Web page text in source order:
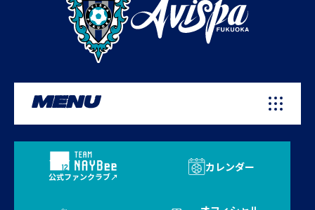
MENU
公式ファンクラブ
カレンダー